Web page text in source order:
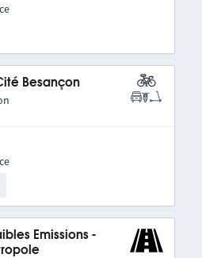
Besançon
Emissions -